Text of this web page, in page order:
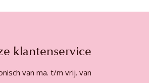
klantenservice
van ma. t/m vrij. van